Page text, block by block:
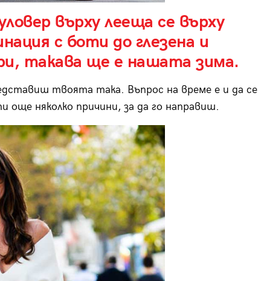
върху лееща се върху
с боти до глезена и
такава ще е нашата зима.
твоята така. Въпрос на време е и да се
няколко причини, за да го направиш.